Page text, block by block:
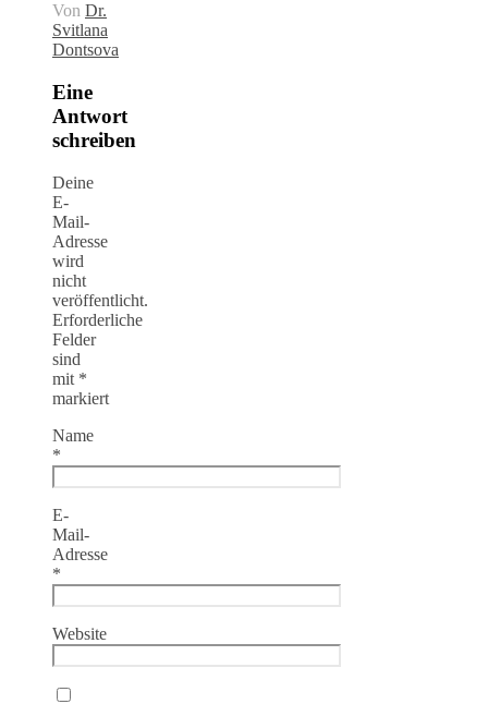
Von Dr.
Svitlana
Dontsova
Eine
Antwort
schreiben
Deine
E-
Mail-
Adresse
wird
nicht
veröffentlicht.
Erforderliche
Felder
sind
mit *
markiert
Name
*
E-
Mail-
Adresse
*
Website